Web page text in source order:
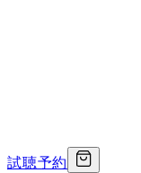
試聴予約